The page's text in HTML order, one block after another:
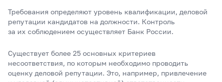
Требования определяют уровень квалификации, деловой
репутации кандидатов на должности. Контроль
за их соблюдением осуществляет Банк России.
Существует более 25 основных критериев
несоответствия, по которым необходимо проводить
оценку деловой репутации. Это, например, привлечение